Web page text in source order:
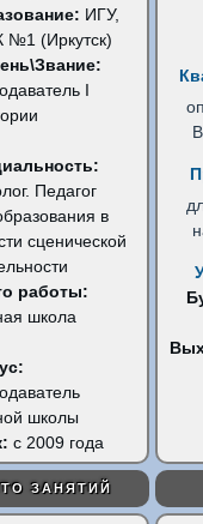
ИГУ,
№1 (Иркутск)
I
Педагог
в
сценической
работы:
школа
школы
с 2009 года
ЗАНЯТИЙ